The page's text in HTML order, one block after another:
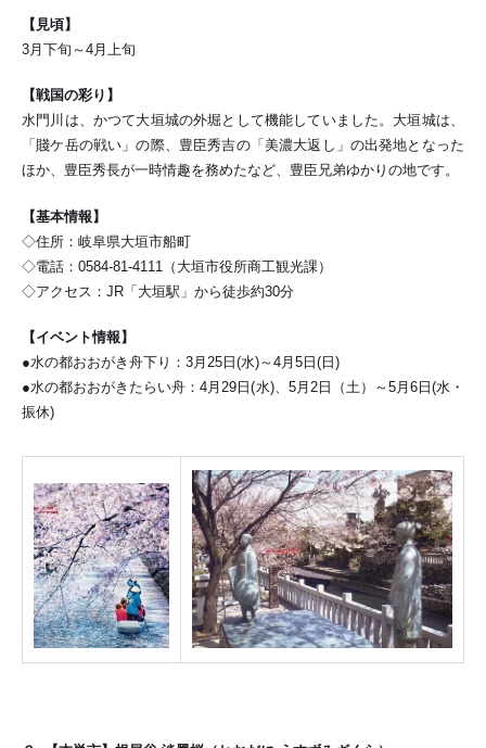
【見頃】
3月下旬～4月上旬
【戦国の彩り】
水門川は、かつて大垣城の外堀として機能していました。大垣城は、
「賤ケ岳の戦い」の際、豊臣秀吉の「美濃大返し」の出発地となった
ほか、豊臣秀長が一時情趣を務めたなど、豊臣兄弟ゆかりの地です。
【基本情報】
◇住所：岐阜県大垣市船町
◇電話：0584-81-4111（大垣市役所商工観光課）
◇アクセス：JR「大垣駅」から徒歩約30分
【イベント情報】
●水の都おおがき舟下り：3月25日(水)～4月5日(日)
●水の都おおがきたらい舟：4月29日(水)、5月2日（土）～5月6日(水・
振休)